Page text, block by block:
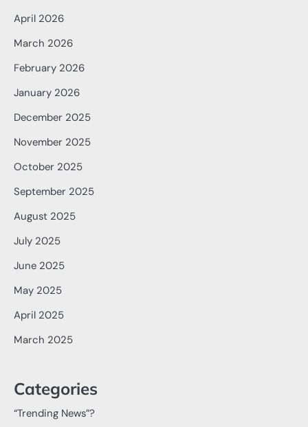
April 2026
March 2026
February 2026
January 2026
December 2025
November 2025
October 2025
September 2025
August 2025
July 2025
June 2025
May 2025
April 2025
March 2025
Categories
“Trending News”?